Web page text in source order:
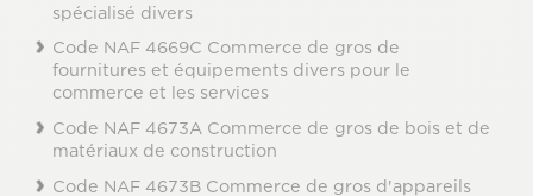
spécialisé divers
Code NAF 4669C Commerce de gros de
fournitures et équipements divers pour le
commerce et les services
Code NAF 4673A Commerce de gros de bois et de
matériaux de construction
Code NAF 4673B Commerce de gros d'appareils